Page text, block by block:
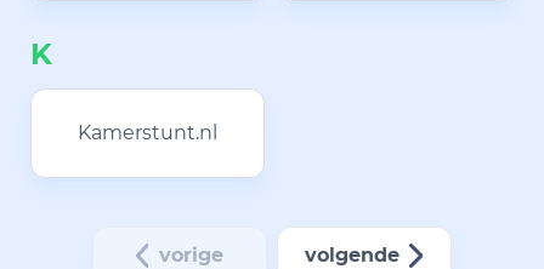
K
Kamerstunt.nl
vorige volgende